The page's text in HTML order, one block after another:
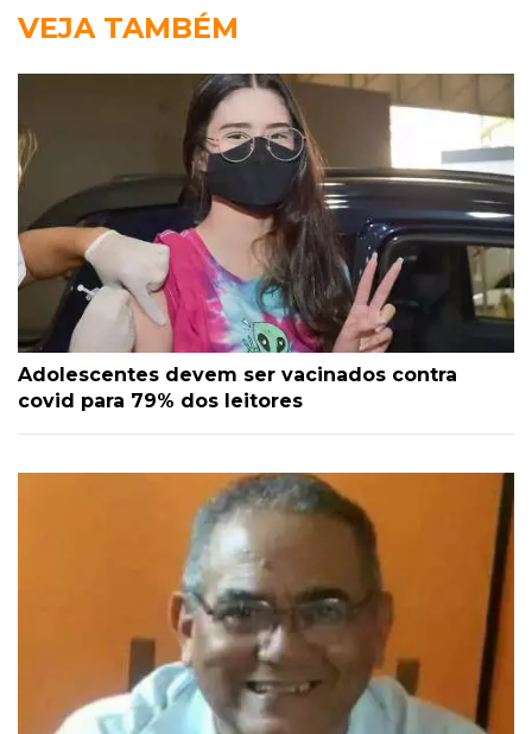
VEJA TAMBÉM
Adolescentes devem ser vacinados contra
covid para 79% dos leitores